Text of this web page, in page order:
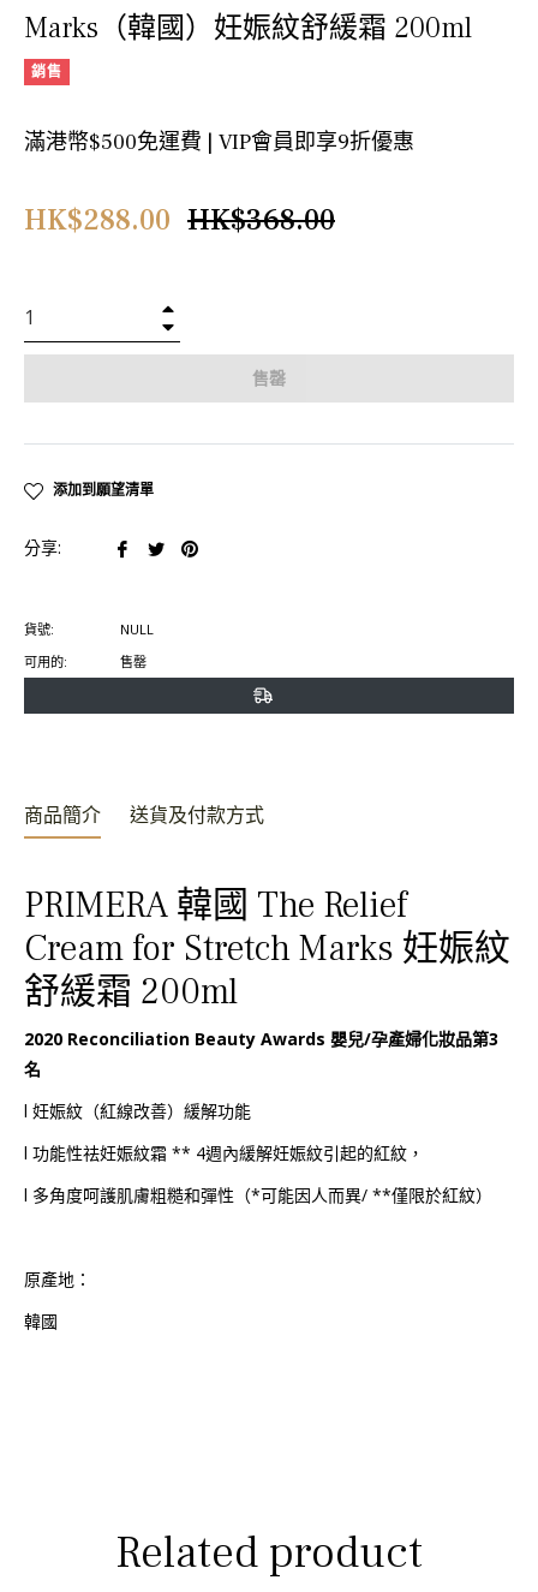
Marks（韓國）妊娠紋舒緩霜 200ml
銷售
滿港幣$500免運費 | VIP會員即享9折優惠
HK$288.00
正
HK$368.00
售罄
添加到願望清單
分享:
在
上
分
在 在
貨號:
NULL
可用的:
售罄
商品簡介 送貨及付款方式
PRIMERA 韓國 The Relief
Cream for Stretch Marks 妊娠紋
舒緩霜 200ml
2020 Reconciliation Beauty Awards 嬰兒/孕產婦化妝品第3
名
l 妊娠紋（紅線改善）緩解功能
l 功能性祛妊娠紋霜 ** 4週內緩解妊娠紋引起的紅紋，
l 多角度呵護肌膚粗糙和彈性（*可能因人而異/ **僅限於紅紋）
原產地：
韓國
Related product